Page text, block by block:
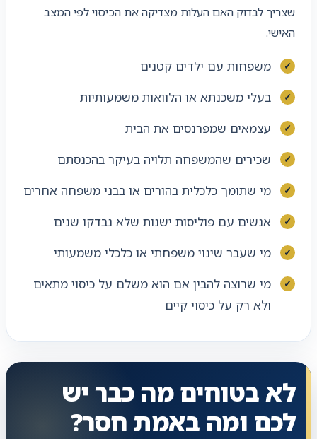
שצריך לבדוק האם העלות מצדיקה את הכיסוי לפי המצב
האישי.
משפחות עם ילדים קטנים
בעלי משכנתא או הלוואות משמעותיות
עצמאים שמפרנסים את הבית
שכירים שהמשפחה תלויה בעיקר בהכנסתם
מי שתומך כלכלית בהורים או בבני משפחה אחרים
אנשים עם פוליסות ישנות שלא נבדקו שנים
מי שעבר שינוי משפחתי או כלכלי משמעותי
מי שרוצה להבין אם הוא משלם על כיסוי מתאים
ולא רק על כיסוי קיים
לא בטוחים מה כבר יש
לכם ומה באמת חסר?